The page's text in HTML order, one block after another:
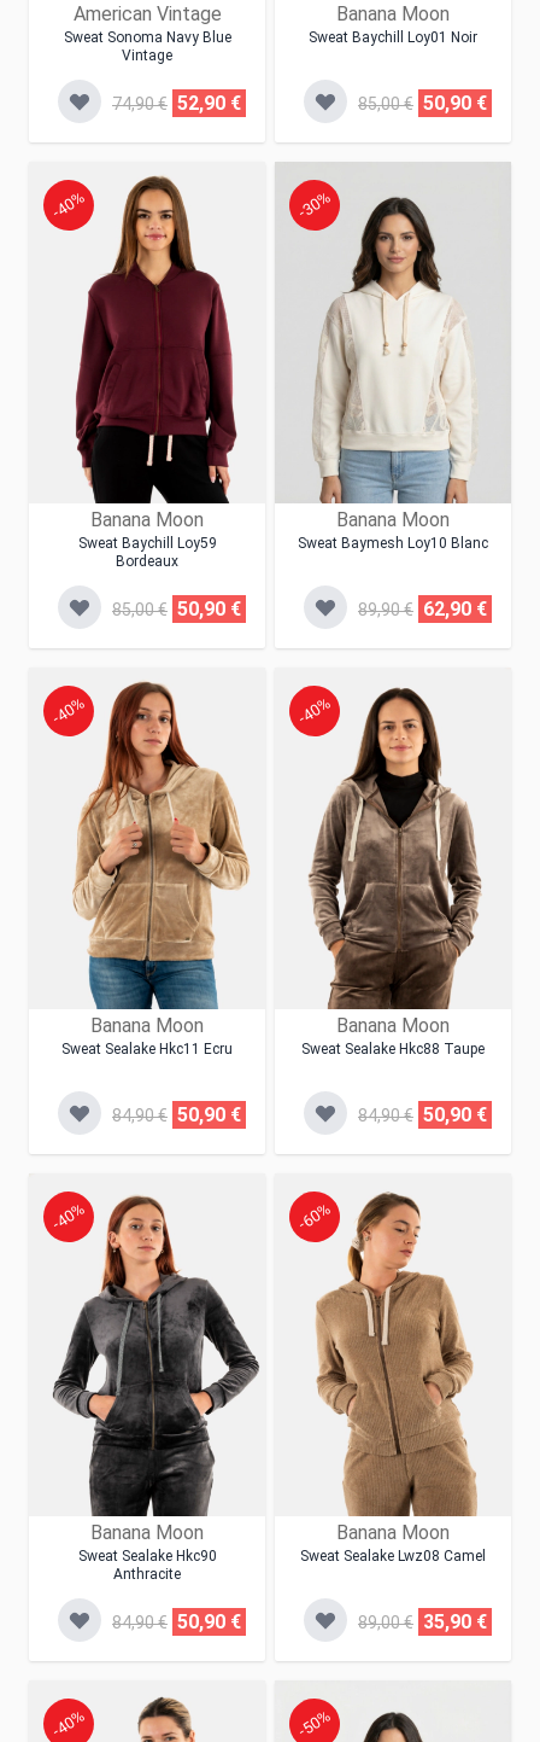
American Vintage
Sweat Sonoma Navy Blue
Vintage
74,90 € 52,90 €
Banana Moon
Sweat Baychill Loy01 Noir
85,00 € 50,90 €
Banana Moon
Sweat Baychill Loy59
Bordeaux
-40%
85,00 € 50,90 €
Banana Moon
Sweat Baymesh Loy10 Blanc
-30%
89,90 € 62,90 €
Banana Moon
Sweat Sealake Hkc11 Ecru
-40%
84,90 € 50,90 €
Banana Moon
Sweat Sealake Hkc88 Taupe
-40%
84,90 € 50,90 €
Banana Moon
Sweat Sealake Hkc90
Anthracite
-40%
84,90 € 50,90 €
Banana Moon
Sweat Sealake Lwz08 Camel
-60%
89,00 € 35,90 €
-40% -50%